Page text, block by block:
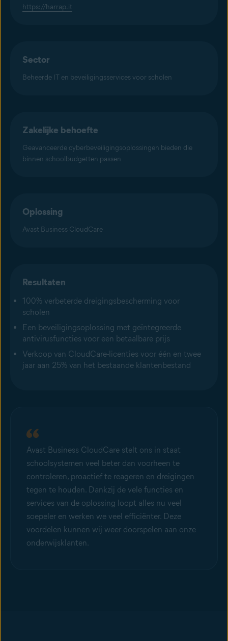
https://harrap.it
Sector
Beheerde IT en beveiligingsservices voor scholen
Zakelijke behoefte
Geavanceerde cyberbeveiligingsoplossingen bieden die
binnen schoolbudgetten passen
Oplossing
Avast Business CloudCare
Resultaten
100% verbeterde dreigingsbescherming voor
scholen
Een beveiligingsoplossing met geïntegreerde
antivirusfuncties voor een betaalbare prijs
Verkoop van CloudCare-licenties voor één en twee
jaar aan 25% van het bestaande klantenbestand
Avast Business CloudCare stelt ons in staat
schoolsystemen veel beter dan voorheen te
controleren, proactief te reageren en dreigingen
tegen te houden. Dankzij de vele functies en
services van de oplossing loopt alles nu veel
soepeler en werken we veel efficiënter. Deze
voordelen kunnen wij weer doorspelen aan onze
onderwijsklanten.